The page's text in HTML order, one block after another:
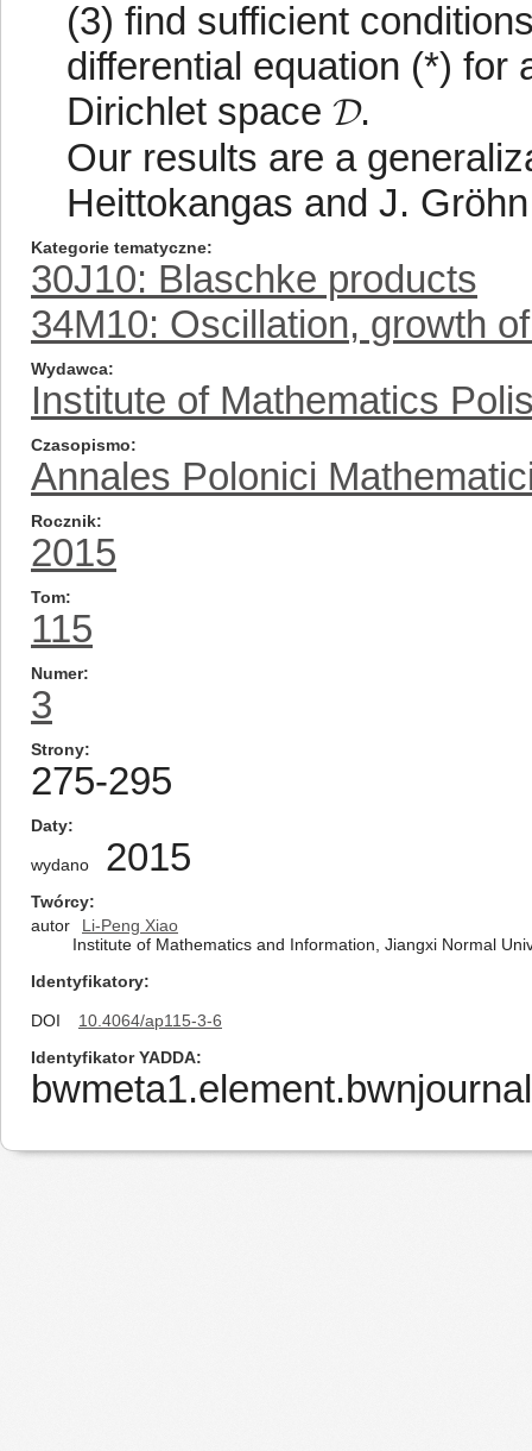
(3) find sufficient
differential equation (*) for
Dirichlet space 𝓓.
Our results are a
Heittokangas and J.
Kategorie tematyczne
30J10: Blaschke products
34M10: Oscillation, growth
Wydawca
Institute of Mathematics
Czasopismo
Annales Polonici
Rocznik
2015
Tom
115
Numer
3
Strony
275-295
Daty
wydano 2015
Twórcy
autor
Li-Peng Xiao
Institute of Mathematics and Information, Jiangxi Normal
Identyfikatory
DOI
10.4064/ap115-3-6
Identyfikator YADDA